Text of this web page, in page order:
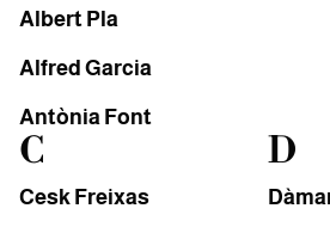
Albert Pla
Alfred Garcia
Antònia Font
C
Cesk Freixas
D